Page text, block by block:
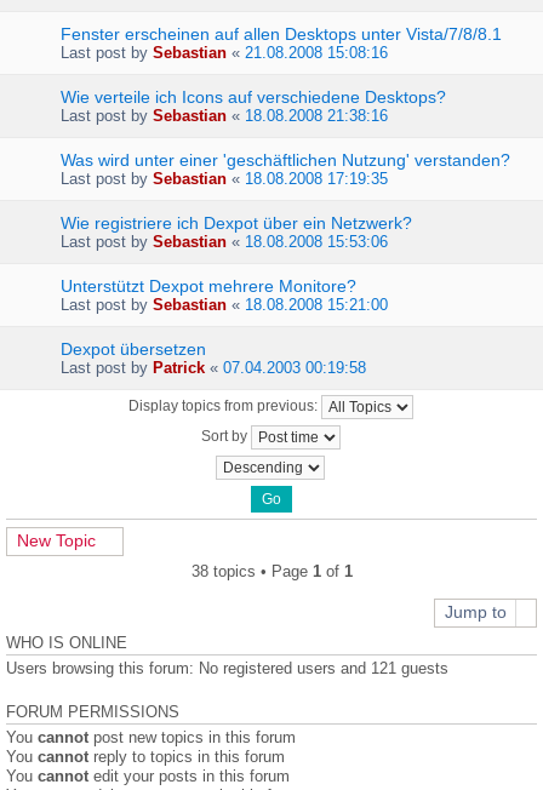
Fenster erscheinen auf allen Desktops unter Vista/7/8/8.1
Last post by Sebastian « 21.08.2008 15:08:16
Wie verteile ich Icons auf verschiedene Desktops?
Last post by Sebastian « 18.08.2008 21:38:16
Was wird unter einer 'geschäftlichen Nutzung' verstanden?
Last post by Sebastian « 18.08.2008 17:19:35
Wie registriere ich Dexpot über ein Netzwerk?
Last post by Sebastian « 18.08.2008 15:53:06
Unterstützt Dexpot mehrere Monitore?
Last post by Sebastian « 18.08.2008 15:21:00
Dexpot übersetzen
Last post by Patrick « 07.04.2003 00:19:58
Display topics from previous:
Sort by
New Topic
38 topics • Page 1of 1
Jump to
WHO IS ONLINE
Users browsing this forum: No registered users and 121 guests
FORUM PERMISSIONS
You cannot post new topics in this forum
You cannot reply to topics in this forum
You cannot edit your posts in this forum